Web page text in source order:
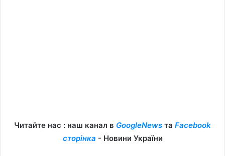
Читайте нас : наш канал в GoogleNews та Facebook
сторінка - Новини України